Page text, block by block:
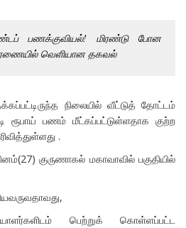
பணக்குவியல்! மிரண்டு போன
வெளியான தகவல்
நிலையில் வீட்டுத் தோட்டம்
ரூபாய் பணம் மீட்கப்பட்டுள்ளதாக குற்ற
.
குருணாகல் மகாவாவில் பகுதியில்
பெற்றுக் கொள்ளப்பட்ட